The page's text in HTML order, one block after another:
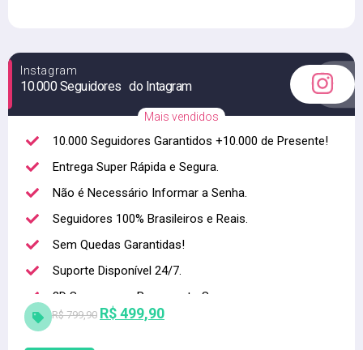
Instagram
10.000 Seguidores do Intagram
10.000 Seguidores Garantidos +10.000 de Presente!
Entrega Super Rápida e Segura.
Não é Necessário Informar a Senha.
Seguidores 100% Brasileiros e Reais.
Sem Quedas Garantidas!
Suporte Disponível 24/7.
3D Secure para Pagamento Seguro.
Alta qualidade
Mais vendidos
R$799,90 R$499,90